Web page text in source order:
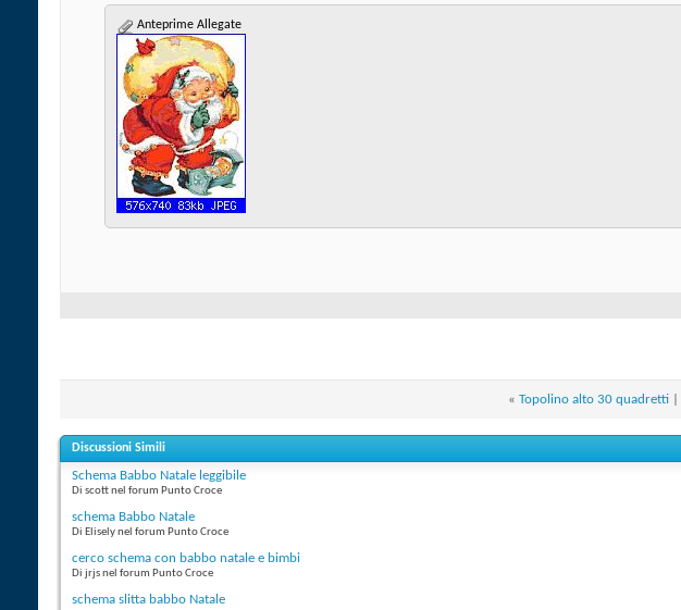
Anteprime Allegate
« Topolino alto 30 quadretti|
Discussioni Simili
Schema Babbo Natale leggibile
Di scott nel forum Punto Croce
schema Babbo Natale
Di Elisely nel forum Punto Croce
cerco schema con babbo natale e bimbi
Di jrjs nel forum Punto Croce
schema slitta babbo Natale